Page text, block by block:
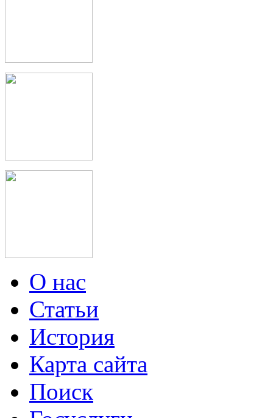
О нас
Статьи
История
Карта сайта
Поиск